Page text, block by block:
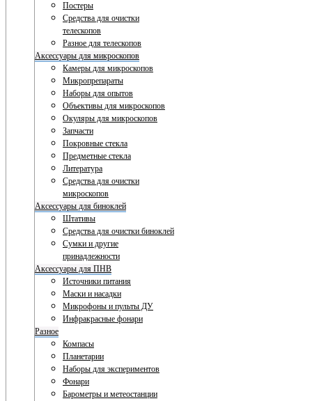
Постеры
Средства для очистки
телескопов
Разное для телескопов
Аксессуары для микроскопов
Камеры для микроскопов
Микропрепараты
Наборы для опытов
Объективы для микроскопов
Окуляры для микроскопов
Запчасти
Покровные стекла
Предметные стекла
Литература
Средства для очистки
микроскопов
Аксессуары для биноклей
Штативы
Средства для очистки биноклей
Сумки и другие
принадлежности
Аксессуары для ПНВ
Источники питания
Маски и насадки
Микрофоны и пульты ДУ
Инфракрасные фонари
Разное
Компасы
Планетарии
Наборы для экспериментов
Фонари
Барометры и метеостанции